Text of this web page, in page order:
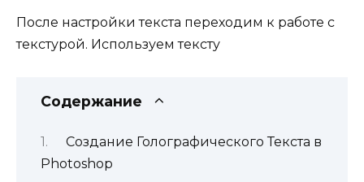
После настройки текста переходим к работе с
текстурой. Используем тексту
Содержание
Создание Голографического Текста в
Photoshop